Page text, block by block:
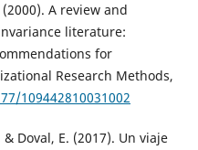
A review and
literature:
for
Research Methods,
109442810031002
Doval, E. (2017). Un viaje